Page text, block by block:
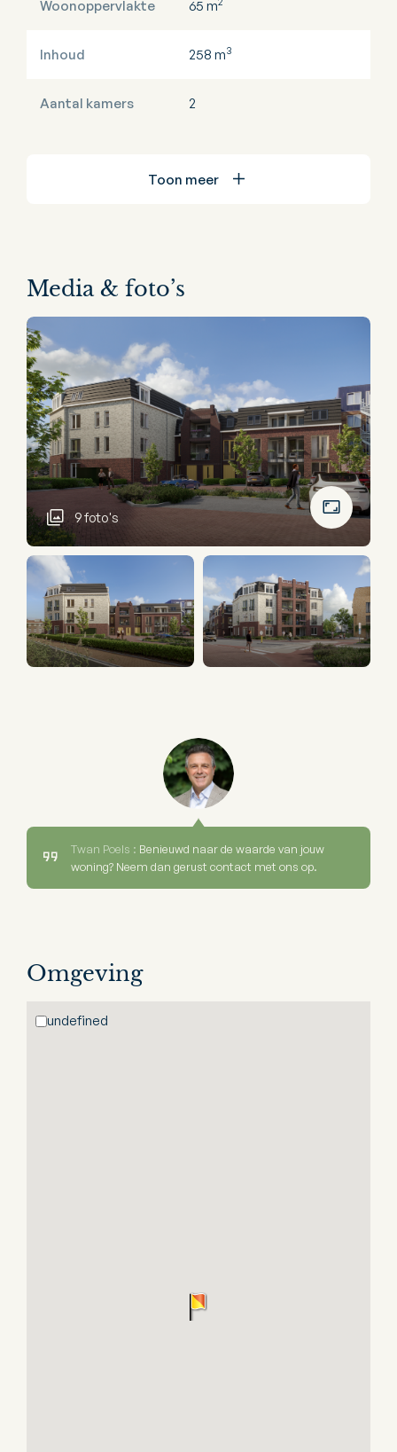
Woonoppervlakte 65 m
Inhoud 258 m3
Aantal kamers 2
Toon meer
Media & foto’s
9 foto's
Twan Poels : Benieuwd naar de waarde van jouw
woning? Neem dan gerust contact met ons op.
Omgeving
undefined